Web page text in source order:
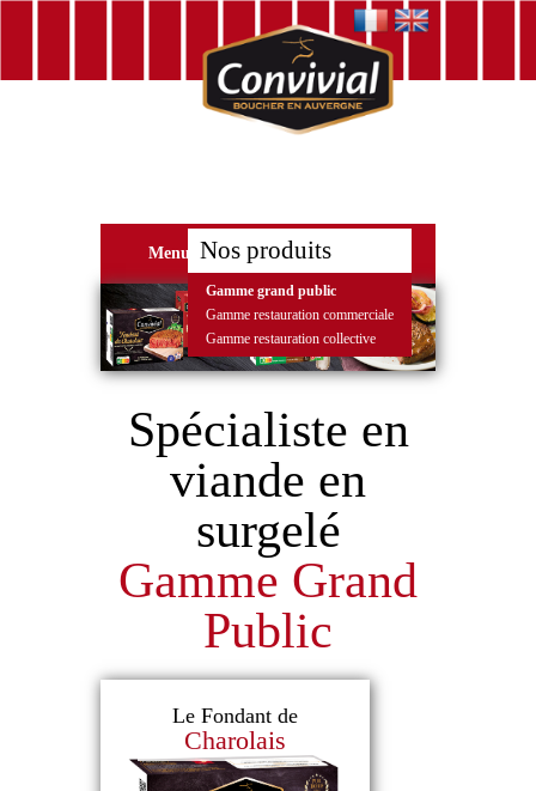
Menu Nos produits
Gamme grand public
Gamme restauration commerciale
Gamme restauration collective
Spécialiste en
viande en
surgelé
Gamme Grand
Public
Le Fondant de
Charolais